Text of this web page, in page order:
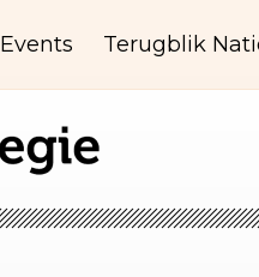
Events Terugblik